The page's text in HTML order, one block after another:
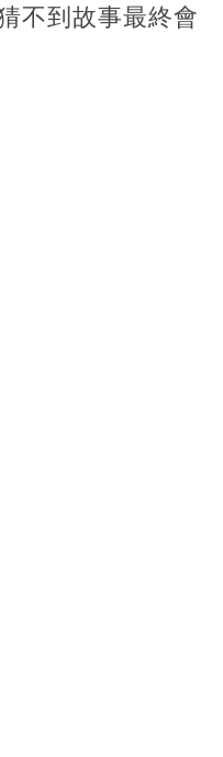
不到故事最終會